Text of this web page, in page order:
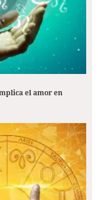
el amor en